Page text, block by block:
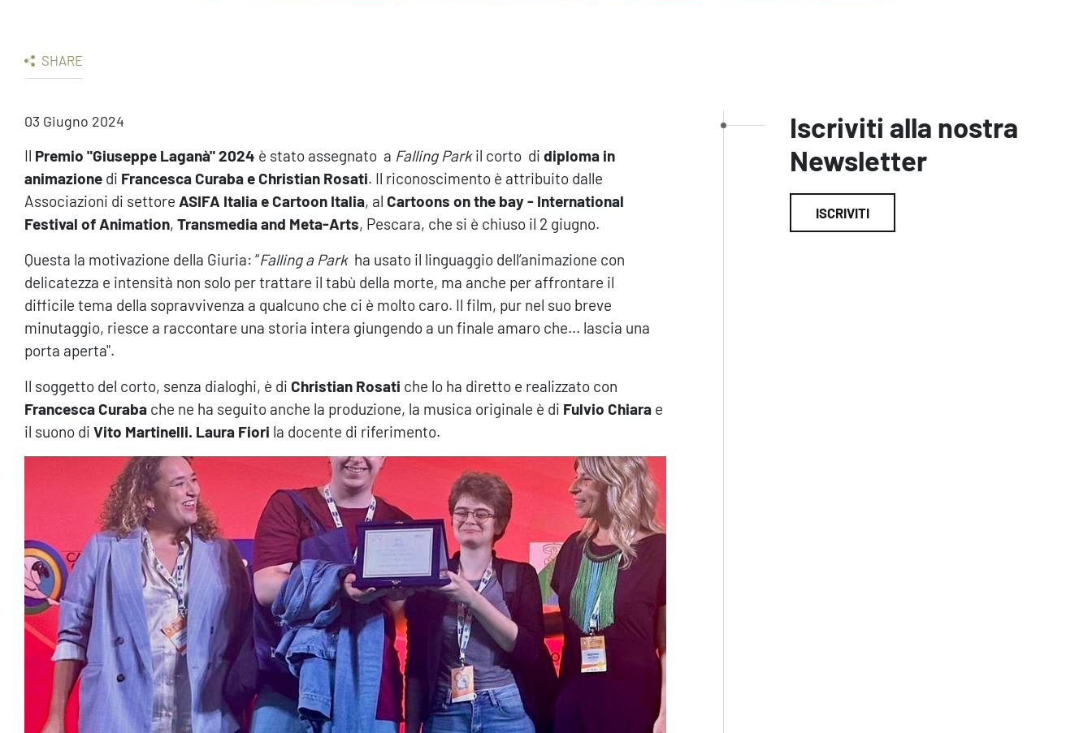
SHARE
03 Giugno 2024
Il Premio "Giuseppe Laganà" 2024 è stato assegnato a Falling Parkil corto di diploma in
animazione di Francesca Curaba e Christian Rosati. Il riconoscimento è attribuito dalle
Associazioni di settore ASIFA Italia e Cartoon Italia, al Cartoons on the bay - International
Festival of Animation, Transmedia and Meta-Arts, Pescara, che si è chiuso il 2 giugno.
Questa la motivazione della Giuria: “Falling a Park ha usato il linguaggio dell’animazione con
delicatezza e intensità non solo per trattare il tabù della morte, ma anche per affrontare il
difficile tema della sopravvivenza a qualcuno che ci è molto caro. Il film, pur nel suo breve
minutaggio, riesce a raccontare una storia intera giungendo a un finale amaro che... lascia una
porta aperta".
Il soggetto del corto, senza dialoghi, è di Christian Rosati che lo ha diretto e realizzato con
Francesca Curaba che ne ha seguito anche la produzione, la musica originale è di Fulvio Chiara e
il suono di Vito Martinelli. Laura Fiori la docente di riferimento.
Iscriviti alla nostra
Newsletter
ISCRIVITI